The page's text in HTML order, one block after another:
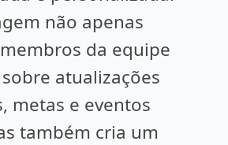
não apenas
da equipe
atualizações
metas e eventos
também cria um